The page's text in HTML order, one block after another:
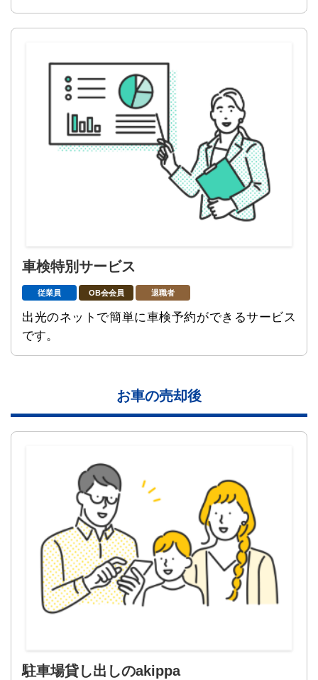
車検特別サービス
従業員 OB会会員 退職者
出光のネットで簡単に車検予約ができるサービス
です。
お車の売却後
駐車場貸し出しのakippa